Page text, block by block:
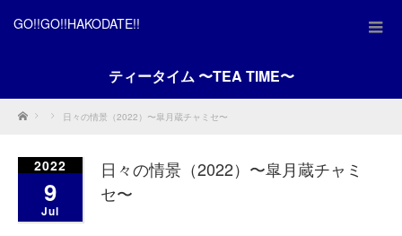
GO!!GO!!HAKODATE!!
ティータイム 〜TEA TIME〜
Home 日々の情景（2022）〜皐月蔵チャミセ〜
2022
9
Jul
日々の情景（2022）〜皐月蔵チャミ
セ〜